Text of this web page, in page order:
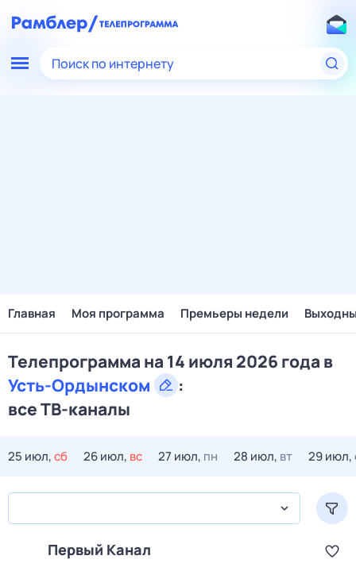
Поиск по интернету
Главная Моя программа Премьеры недели
Телепрограмма на 14 июля 2026 года в
Усть-Ордынском
:
все ТВ-каналы
25 июл,сб 26 июл, вс 27 июл, пн 28 июл, вт 29 июл,
Первый Канал